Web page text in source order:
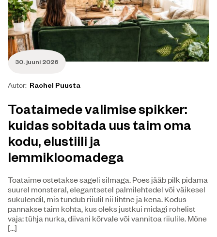
30. juuni 2026
Autor: Rachel Puusta
Toataimede valimise spikker:
kuidas sobitada uus taim oma
kodu, elustiili ja
lemmikloomadega
Toataime ostetakse sageli silmaga. Poes jääb pilk pidama
suurel monsteral, elegantsetel palmilehtedel või väikesel
sukulendil, mis tundub riiulil nii lihtne ja kena. Kodus
pannakse taim kohta, kus oleks justkui midagi rohelist
vaja: tühja nurka, diivani kõrvale või vannitoa riiulile. Mõne
[…]